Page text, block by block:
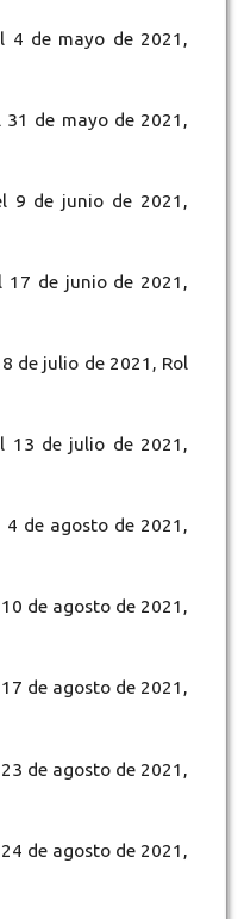
4 de mayo de 2021,
31 de mayo de 2021,
9 de junio de 2021,
17 de junio de 2021,
8 de julio de 2021, Rol
13 de julio de 2021,
4 de agosto de 2021,
10 de agosto de 2021,
17 de agosto de 2021,
23 de agosto de 2021,
24 de agosto de 2021,